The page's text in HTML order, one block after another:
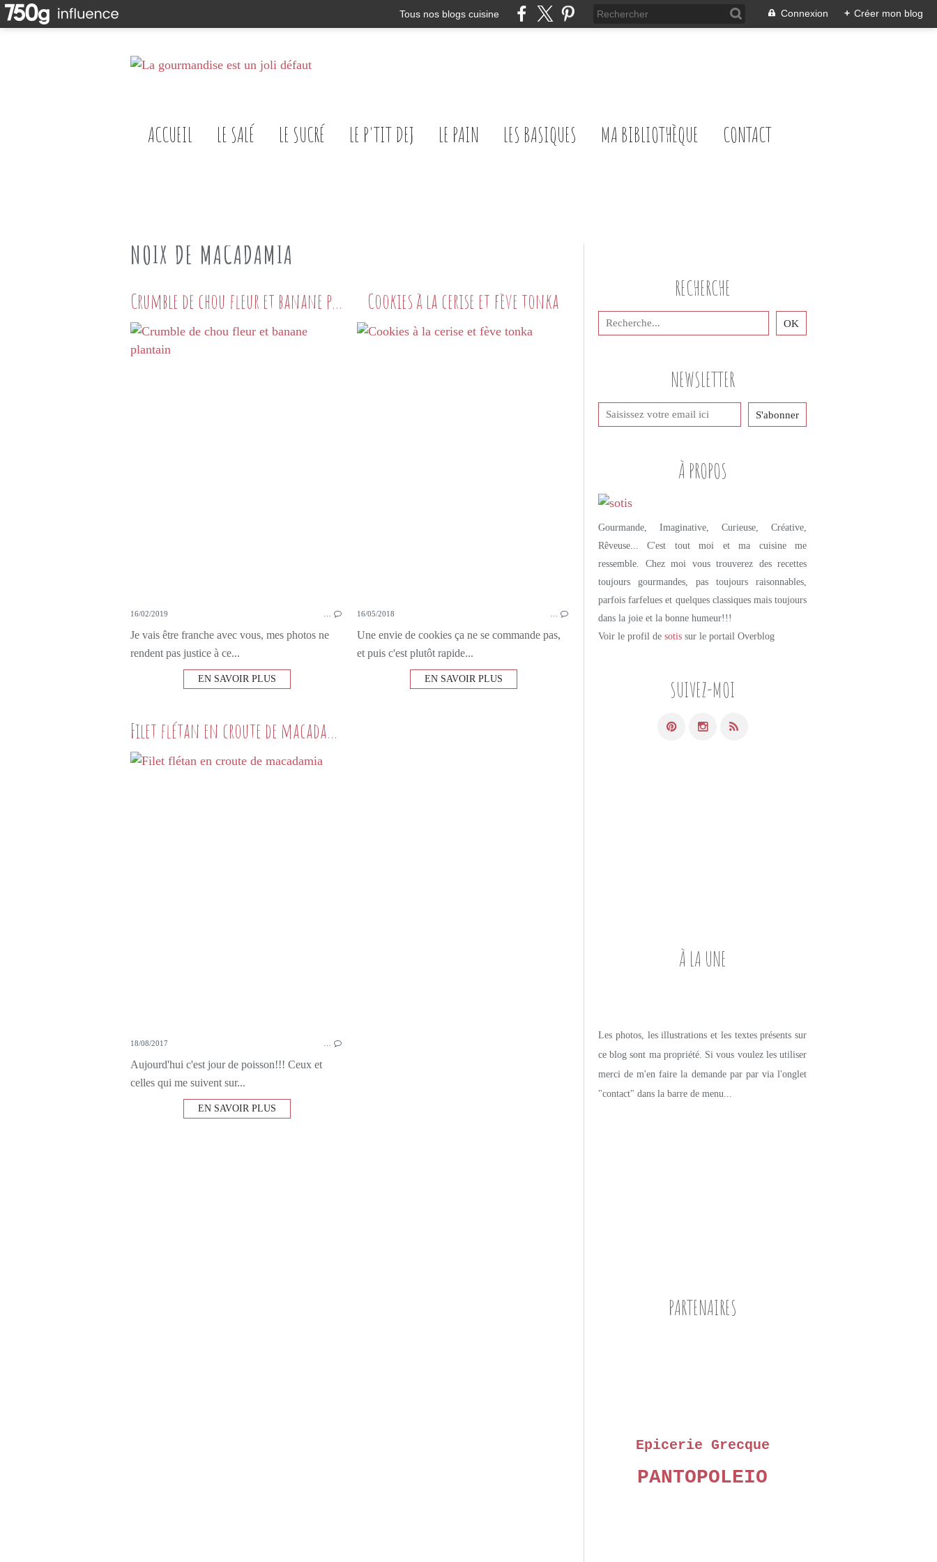
Tous nos blogs cuisine Connexion + Créer mon blog
ACCUEIL LE SALÉ LE SUCRÉ LE P'TIT DEJ LE PAIN LES BASIQUES MA BIBLIOTHÈQUE CONTACT
NOIX DE MACADAMIA
Crumble de chou fleur et banane plantain
PETITS PLATS MAISON
16/02/2019
Je vais être franche avec vous, mes photos ne
rendent pas justice à ce...
EN SAVOIR PLUS
Cookies à la cerise et fève tonka
PETITES DOUCEURS SUCRÉES
FÈVE TONKA
CHOCOLAT BLANC
NOIX DE MACADAMIA
16/05/2018
Une envie de cookies ça ne se commande pas,
et puis c'est plutôt rapide...
EN SAVOIR PLUS
Filet flétan en croute de macadamia
18/08/2017
Aujourd'hui c'est jour de poisson!!! Ceux et
celles qui me suivent sur...
EN SAVOIR PLUS
NEWSLETTER
SUIVEZ-MOI
RECHERCHE
À PROPOS
Gourmande, Imaginative, Curieuse, Créative,
Rêveuse... C'est tout moi et ma cuisine me
ressemble. Chez moi vous trouverez des recettes
toujours gourmandes, pas toujours raisonnables,
parfois farfelues et quelques classiques mais toujours
dans la joie et la bonne humeur!!!
Voir le profil de sotis sur le portail Overblog
À LA UNE
Les photos, les illustrations et les textes présents sur
ce blog sont ma propriété. Si vous voulez les utiliser
merci de m'en faire la demande par par via l'onglet
"contact" dans la barre de menu...
PARTENAIRES
Epicerie Grecque
PANTOPOLEIO